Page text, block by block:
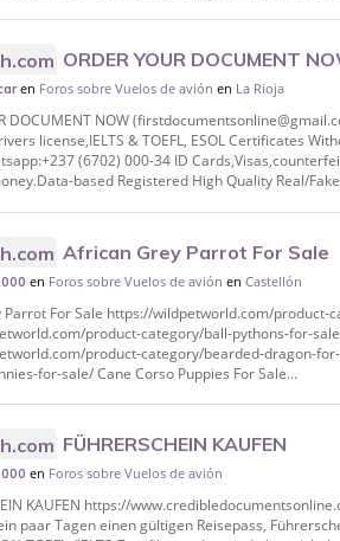
ORDER YOUR DOCUMENT
en Foros sobre Vuelos de avión en La Rioja
DOCUMENT NOW
license,IELTS & TOEFL, ESOL Certificates
(6702) 000-34 ID
based Registered High Quality Real/
African Grey Parrot For Sale
product-category/
en Foros sobre Vuelos de avión enCastellón
Parrot For Sale https://wildpetworld.com/
product-category/ball-pythons-for-
product-category/bearded-dragon-
for-sale/ Cane Corso Puppies For Sale...
FÜHRERSCHEIN KAUFEN
Benötig
en Foros sobre Vuelos de avión
KAUFEN https://
paar Tagen einen gültigen Reisepass,